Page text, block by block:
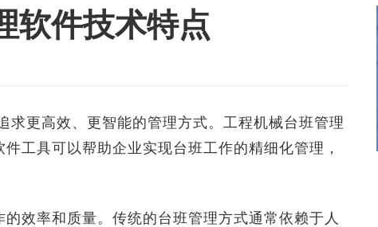
软件技术特点
更高效、更智能的管理方式。工程机械台班管理
工具可以帮助企业实现台班工作的精细化管理，
率和质量。传统的台班管理方式通常依赖于人